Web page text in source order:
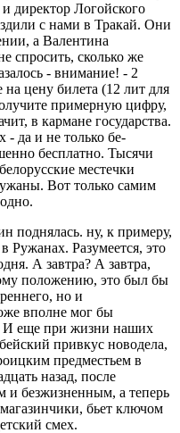
директор Логойского
с нами в Тракай. Они
а Валентина
спросить, сколько же
- внима­ние! - 2
цену билета (12 лит для
примерную цифру,
в кармане госу­дарства.
- да и не только бе­
бесплатно. Тысячи
местечки
Вот только самим
поднялась. ну, к приме­ру,
Ружанах. Разумеется, это
А завтра? А завтра,
положению, это был бы
но и
вполне мог бы
И еще при жизни наших
привкус новодела,
предместьем в
назад, после
и безжизнен­ным, а теперь
бьет ключом
смех.